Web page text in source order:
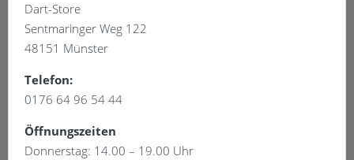
Produktseite
gewählt
Dart-Store
Sentmaringer Weg 122
48151 Münster
Telefon:
0176 64 96 54 44
Öffnungszeiten
Donnerstag: 14.00 – 19.00 Uhr